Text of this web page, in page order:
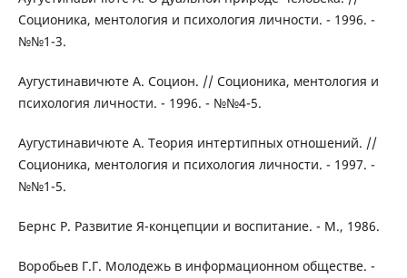
Соционика, ментология и психология личности. - 1996. -
№№1-3.
Аугустинавичюте А. Социон. // Соционика, ментология и
психология личности. - 1996. - №№4-5.
Аугустинавичюте А. Теория интертипных отношений. //
Соционика, ментология и психология личности. - 1997. -
№№1-5.
Бернс Р. Развитие Я-концепции и воспитание. - М., 1986.
Воробьев Г.Г. Молодежь в информационном обществе. -